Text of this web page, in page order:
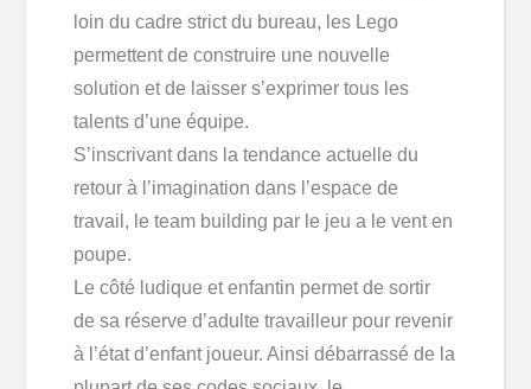
loin du cadre strict du bureau, les Lego
permettent de construire une nouvelle
solution et de laisser s’exprimer tous les
talents d’une équipe.
S’inscrivant dans la tendance actuelle du
retour à l’imagination dans l’espace de
travail, le team building par le jeu a le vent en
poupe.
Le côté ludique et enfantin permet de sortir
de sa réserve d’adulte travailleur pour revenir
à l’état d’enfant joueur. Ainsi débarrassé de la